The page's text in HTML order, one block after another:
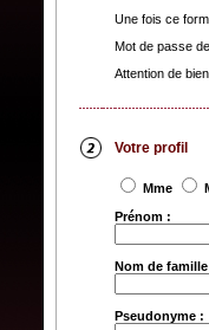
Une fois ce
Mot de passe
Attention de
Votre profil
Mme
Prénom :
Nom de
Pseudonyme :